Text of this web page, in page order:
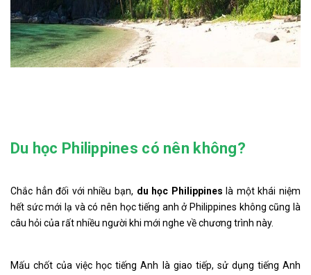
Du học Philippines có nên không?
Chắc hẳn đối với nhiều bạn, du học Philippines là một khái niệm
hết sức mới lạ và có nên học tiếng anh ở Philippines không cũng là
câu hỏi của rất nhiều người khi mới nghe về chương trình này.
Mấu chốt của việc học tiếng Anh là giao tiếp, sử dụng tiếng Anh